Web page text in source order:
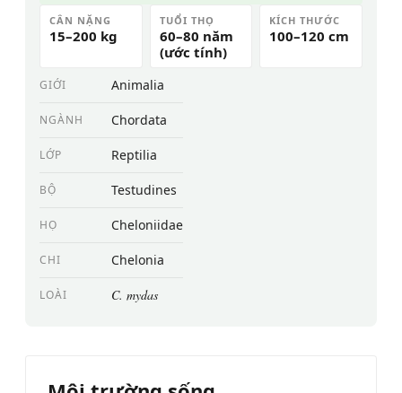
GIỚI Animalia
NGÀNH Chordata
LỚP Reptilia
BỘ Testudines
HỌ Cheloniidae
CHI Chelonia
LOÀI C. mydas
CÂN NẶNG
15–200 kg
TUỔI THỌ
60–80 năm
(ước tính)
KÍCH THƯỚC
100–120 cm